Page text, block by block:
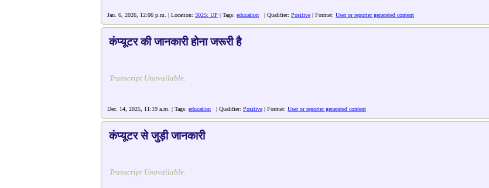
Jan. 6, 2026, 12:06 p.m. | Location: 3025: UP | Tags: education | Qualifier: Positive | Format: User or reporter generated content
कंप्यूटर की जानकारी होना जरूरी है
Transcript Unavailable.
Dec. 14, 2025, 11:19 a.m. | Tags: education | Qualifier: Positive | Format: User or reporter generated content
कंप्यूटर से जुड़ी जानकारी
Transcript Unavailable.